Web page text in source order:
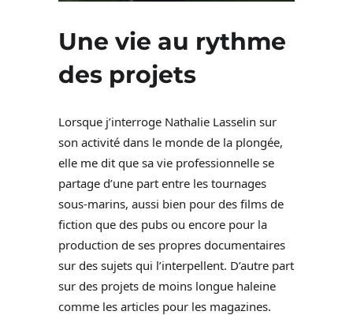
Une vie au rythme
des projets
Lorsque j’interroge Nathalie Lasselin sur
son activité dans le monde de la plongée,
elle me dit que sa vie professionnelle se
partage d’une part entre les tournages
sous-marins, aussi bien pour des films de
fiction que des pubs ou encore pour la
production de ses propres documentaires
sur des sujets qui l’interpellent. D’autre part
sur des projets de moins longue haleine
comme les articles pour les magazines.